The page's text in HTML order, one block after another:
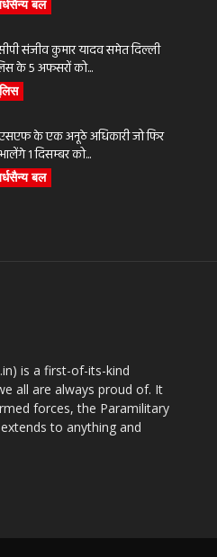
बल
संजीव कुमार यादव समेत दिल्ली
के 5 अफसरों को...
के एक अनूठे अधिकारी जो फिर
1 दिसम्बर को...
बल
is a first-of-its-kind
all are always proud of. It
forces, the Paramilitary
to anything and